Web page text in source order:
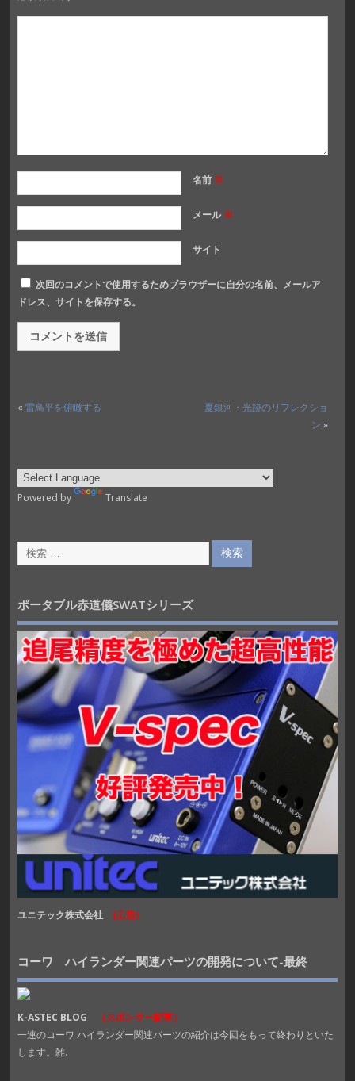
名前 ※
メール※
サイト
次回のコメントで使用するためブラウザーに自分の名前、メールア
ドレス、サイトを保存する。
« 雷鳥平を俯瞰する
夏銀河・光跡のリフレクショ
ン »
Powered by Translate
ポータブル赤道儀SWATシリーズ
ユニテック株式会社 (広告)
コーワ ハイランダー関連パーツの開発について-最終
K-ASTEC BLOG
（スポンサー記事）
一連のコーワ ハイランダー関連パーツの紹介は今回をもって終わりといた
します。雑.